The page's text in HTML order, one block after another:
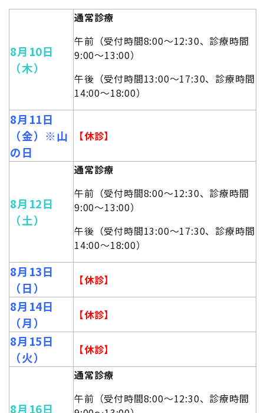
8月10日
（木）
通常診療
午前（受付時間8:00～12:30、診療時間
9:00～13:00）
午後（受付時間13:00～17:30、診療時間
14:00～18:00）
8月11日
（金）※山
の日
【休診】
8月12日
（土）
通常診療
午前（受付時間8:00～12:30、診療時間
9:00～13:00）
午後（受付時間13:00～17:30、診療時間
14:00～18:00）
8月13日
（日）
【休診】
8月14日
（月）
【休診】
8月15日
（火）
【休診】
8月16日
通常診療
午前（受付時間8:00～12:30、診療時間